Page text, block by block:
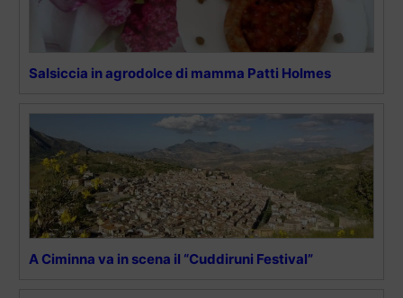
Salsiccia in agrodolce di mamma Patti Holmes
A Ciminna va in scena il “Cuddiruni Festival”